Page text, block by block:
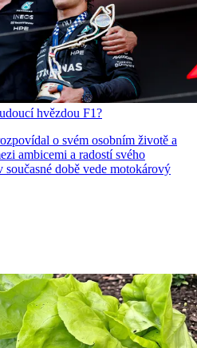
hvězdou F1?
o svém osobním životě a
ambicemi a radostí svého
době vede motokárový